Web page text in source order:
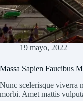
19 mayo, 2022
Massa Sapien Faucibus
Nunc scelerisque viverra
morbi. Amet mattis